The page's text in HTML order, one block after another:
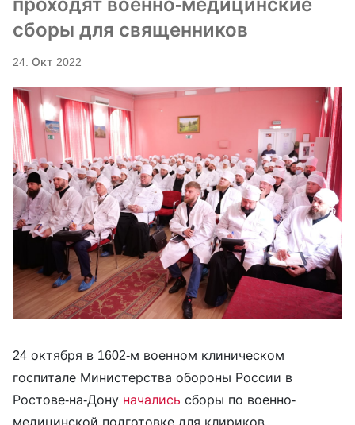
сборы для священников
24. Окт 2022
24 октября в 1602-м военном клиническом
госпитале Министерства обороны России в
Ростове-на-Дону начались сборы по военно-